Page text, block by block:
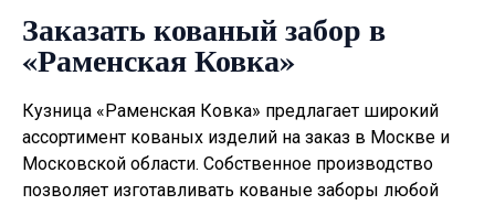
Заказать кованый забор в
«Раменская Ковка»
Кузница «Раменская Ковка» предлагает широкий
ассортимент кованых изделий на заказ в Москве и
Московской области. Собственное производство
позволяет изготавливать кованые заборы любой